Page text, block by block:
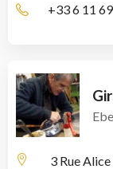
+33 6 11
3 Rue